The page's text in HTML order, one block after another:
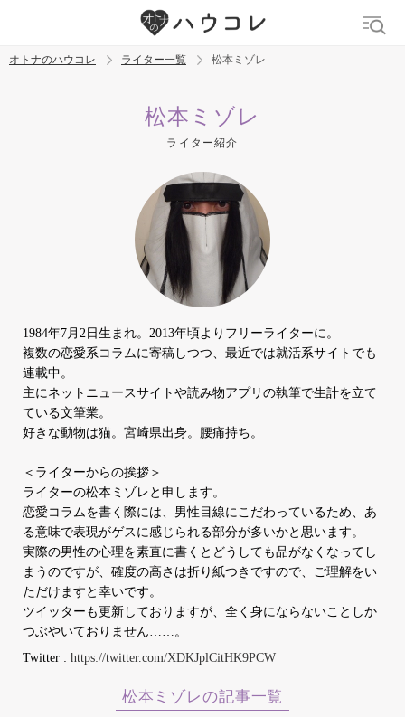
吸うやつ 中折れ
オトナのハウコレ ライター一覧 松本ミゾレ
松本ミゾレ
ライター紹介
1984年7月2日生まれ。2013年頃よりフリーライターに。
複数の恋愛系コラムに寄稿しつつ、最近では就活系サイトでも
連載中。
主にネットニュースサイトや読み物アプリの執筆で生計を立て
ている文筆業。
好きな動物は猫。宮崎県出身。腰痛持ち。
＜ライターからの挨拶＞
ライターの松本ミゾレと申します。
恋愛コラムを書く際には、男性目線にこだわっているため、あ
る意味で表現がゲスに感じられる部分が多いかと思います。
実際の男性の心理を素直に書くとどうしても品がなくなってし
まうのですが、確度の高さは折り紙つきですので、ご理解をい
ただけますと幸いです。
ツイッターも更新しておりますが、全く身にならないことしか
つぶやいておりません……。
Twitter : https://twitter.com/XDKJplCitHK9PCW
松本ミゾレの記事一覧